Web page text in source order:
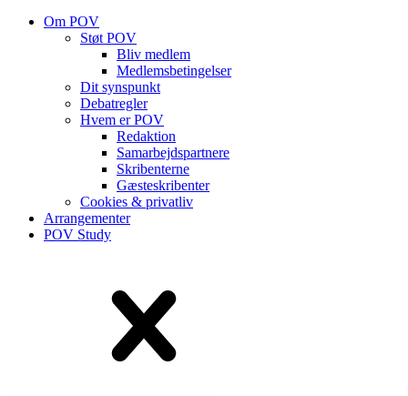
Om POV
Støt POV
Bliv medlem
Medlems­betingelser
Dit synspunkt
Debatregler
Hvem er POV
Redaktion
Samarbejdspartnere
Skribenterne
Gæsteskribenter
Cookies & privatliv
Arrangementer
POV Study